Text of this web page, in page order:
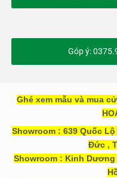
Góp ý:
Ghé xem mẫu và mua
Showroom : 639 Quốc
Đức ,
Showroom : Kinh Dương